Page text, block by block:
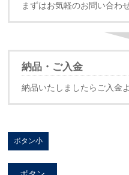
まずはお気軽のお問い合わ
納品・ご入金
納品いたしましたらご入金
ボタン小